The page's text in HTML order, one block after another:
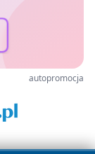
autopromocja